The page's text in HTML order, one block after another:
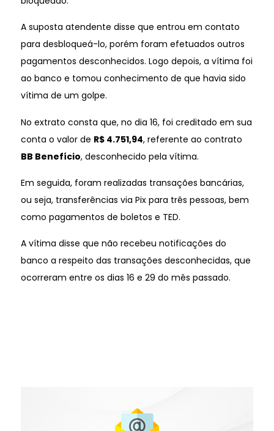
A suposta atendente disse que entrou em contato
para desbloqueá-lo, porém foram efetuados outros
pagamentos desconhecidos. Logo depois, a vítima foi
ao banco e tomou conhecimento de que havia sido
vítima de um golpe.
No extrato consta que, no dia 16, foi creditado em sua
conta o valor de R$ 4.751,94, referente ao contrato
BB Benefício, desconhecido pela vítima.
Em seguida, foram realizadas transações bancárias,
ou seja, transferências via Pix para três pessoas, bem
como pagamentos de boletos e TED.
A vítima disse que não recebeu notificações do
banco a respeito das transações desconhecidas, que
ocorreram entre os dias 16 e 29 do mês passado.